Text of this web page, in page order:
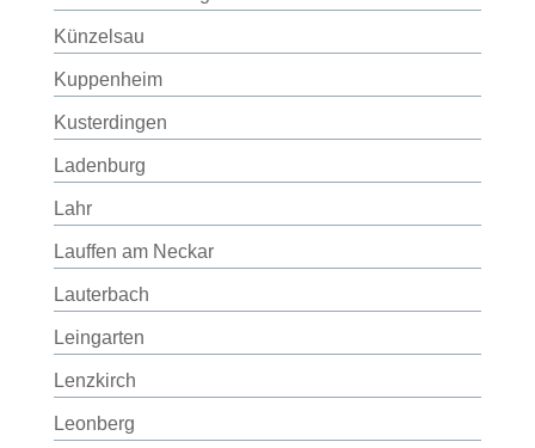
Künzelsau
Kuppenheim
Kusterdingen
Ladenburg
Lahr
Lauffen am Neckar
Lauterbach
Leingarten
Lenzkirch
Leonberg